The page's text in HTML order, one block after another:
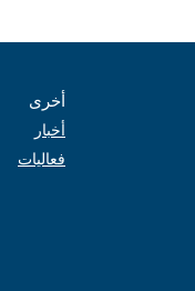
أخرى
أخبار
فعاليات